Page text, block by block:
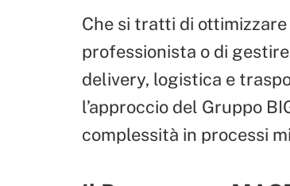
Che si tratti di
professionista o di
delivery, logistica e
l’approccio del Gruppo
complessità in processi